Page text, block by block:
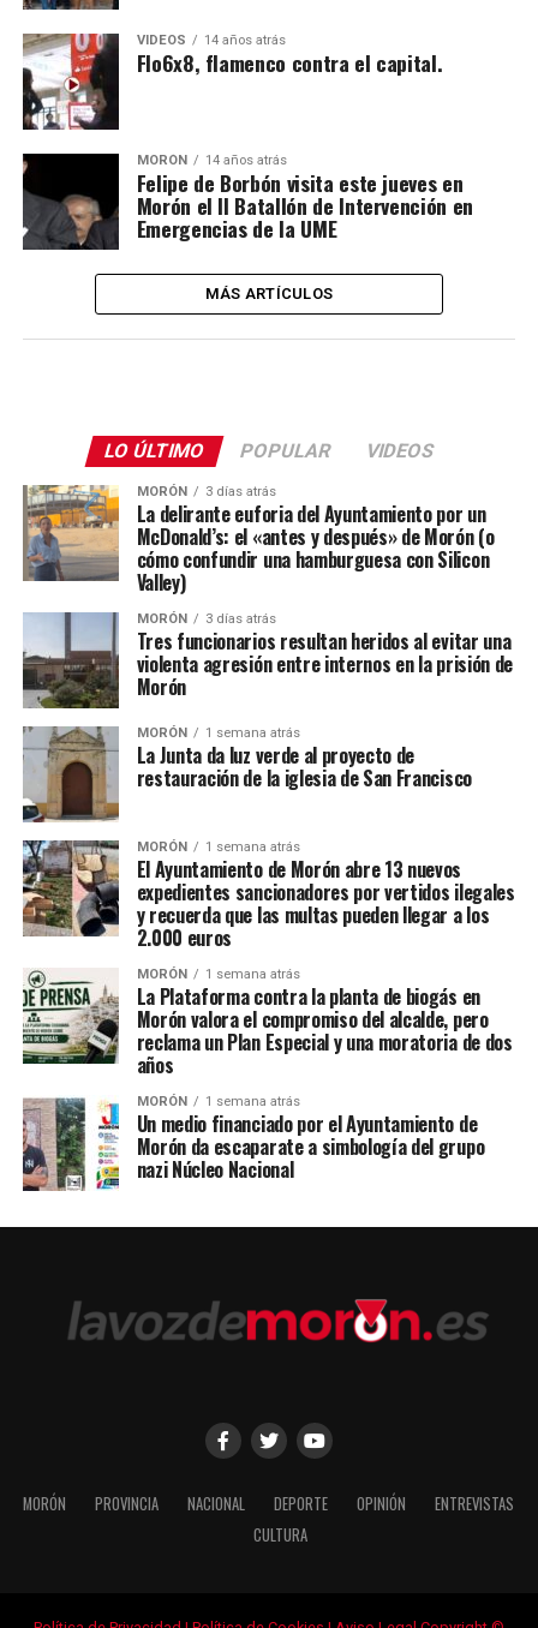
VIDEOS 14 años atrás
Flo6x8, flamenco contra el capital.
MORÓN 14 años atrás
Felipe de Borbón visita este jueves en
Morón el II Batallón de Intervención en
Emergencias de la UME
MÁS ARTÍCULOS
LO ÚLTIMO POPULAR VIDEOS
MORÓN 3 días atrás
La delirante euforia del Ayuntamiento por un
McDonald’s: el «antes y después» de Morón (o
cómo confundir una hamburguesa con Silicon
Valley)
MORÓN 3 días atrás
Tres funcionarios resultan heridos al evitar una
violenta agresión entre internos en la prisión de
Morón
MORÓN 1 semana atrás
La Junta da luz verde al proyecto de
restauración de la iglesia de San Francisco
MORÓN 1 semana atrás
El Ayuntamiento de Morón abre 13 nuevos
expedientes sancionadores por vertidos ilegales
y recuerda que las multas pueden llegar a los
2.000 euros
MORÓN 1 semana atrás
La Plataforma contra la planta de biogás en
Morón valora el compromiso del alcalde, pero
reclama un Plan Especial y una moratoria de dos
años
MORÓN 1 semana atrás
Un medio financiado por el Ayuntamiento de
Morón da escaparate a simbología del grupo
nazi Núcleo Nacional
MORÓN PROVINCIA NACIONAL DEPORTE OPINIÓN
ENTREVISTAS
CULTURA